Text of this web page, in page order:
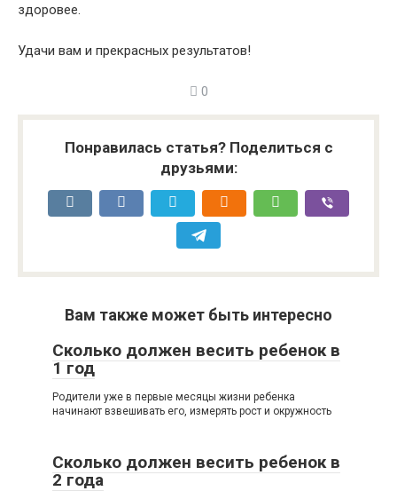
здоровее.
Удачи вам и прекрасных результатов!
0
Понравилась статья? Поделиться с
друзьями:
Вам также может быть интересно
Сколько должен весить ребенок в
1 год
Родители уже в первые месяцы жизни ребенка
начинают взвешивать его, измерять рост и окружность
Сколько должен весить ребенок в
2 года